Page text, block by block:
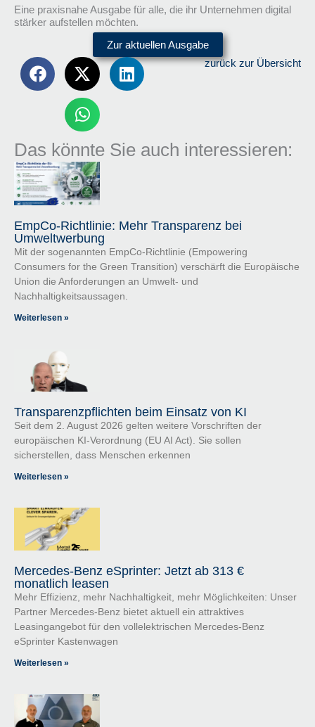
Eine praxisnahe Ausgabe für alle, die ihr Unternehmen digital
stärker aufstellen möchten.
Zur aktuellen Ausgabe
zurück zur Übersicht
Das könnte Sie auch interessieren:
EmpCo-Richtlinie: Mehr Transparenz bei
Umweltwerbung
Mit der sogenannten EmpCo-Richtlinie (Empowering
Consumers for the Green Transition) verschärft die Europäische
Union die Anforderungen an Umwelt- und
Nachhaltigkeitsaussagen.
Weiterlesen »
Transparenzpflichten beim Einsatz von KI
Seit dem 2. August 2026 gelten weitere Vorschriften der
europäischen KI-Verordnung (EU AI Act). Sie sollen
sicherstellen, dass Menschen erkennen
Weiterlesen »
Mercedes-Benz eSprinter: Jetzt ab 313 €
monatlich leasen
Mehr Effizienz, mehr Nachhaltigkeit, mehr Möglichkeiten: Unser
Partner Mercedes-Benz bietet aktuell ein attraktives
Leasingangebot für den vollelektrischen Mercedes-Benz
eSprinter Kastenwagen
Weiterlesen »